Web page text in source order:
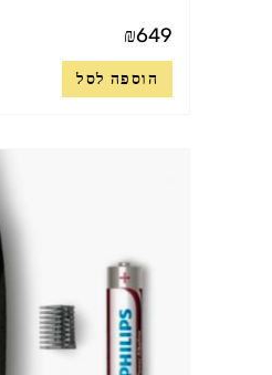
₪649
הוספה לסל